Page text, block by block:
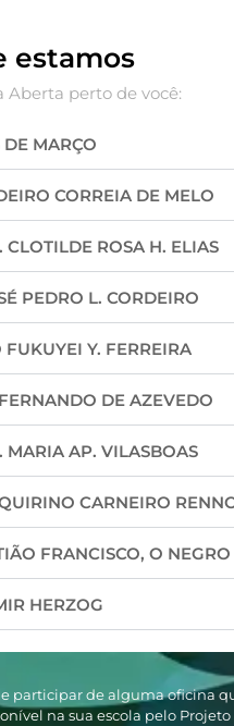
estamos
Aberta perto de você:
MARÇO
CORREIA DE MELO
CLOTILDE ROSA H. ELIAS
PEDRO L. CORDEIRO
FUKUYEI Y. FERREIRA
DE AZEVEDO
MARIA AP. VILASBOAS
CARNEIRO
FRANCISCO, O NEGRO
HERZOG
participar de alguma oficina
na sua escola pelo Projeto